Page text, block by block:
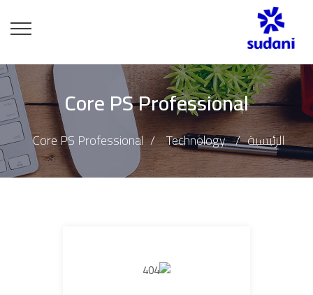
Core PS Professional
الرئيسية Technology
Core PS Professional